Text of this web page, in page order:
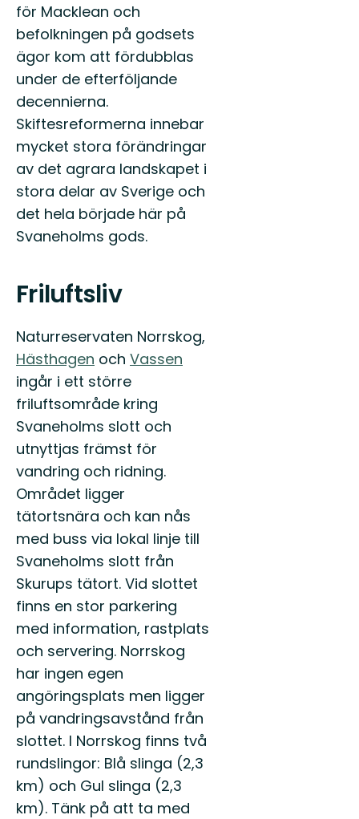
för Macklean och
befolkningen på godsets
ägor kom att fördubblas
under de efterföljande
decennierna.
Skiftesreformerna innebar
mycket stora förändringar
av det agrara landskapet i
stora delar av Sverige och
det hela började här på
Svaneholms gods.
Friluftsliv
Naturreservaten Norrskog,
Hästhagen och Vassen
ingår i ett större
friluftsområde kring
Svaneholms slott och
utnyttjas främst för
vandring och ridning.
Området ligger
tätortsnära och kan nås
med buss via lokal linje till
Svaneholms slott från
Skurups tätort. Vid slottet
finns en stor parkering
med information, rastplats
och servering. Norrskog
har ingen egen
angöringsplats men ligger
på vandringsavstånd från
slottet. I Norrskog finns två
rundslingor: Blå slinga (2,3
km) och Gul slinga (2,3
km). Tänk på att ta med